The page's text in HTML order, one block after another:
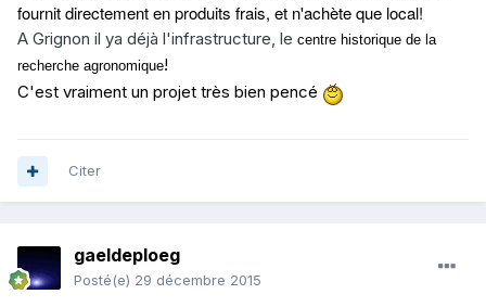
fournit directement en produits frais, et n'achète que local!
A Grignon il ya déjà l'infrastructure, le centre historique de la
recherche agronomique!
C'est vraiment un projet très bien pencé
Citer
gaeldeploeg
Posté(e) 29 décembre 2015